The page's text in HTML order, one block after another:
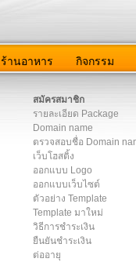
ร้านอาหาร กิจกรรม
สมัครสมาชิก
รายละเอียด Package
Domain name
ตรวจสอบชื่อ Domain
เว็บโฮสติ้ง
ออกแบบ Logo
ออกแบบเว็บไซต์
ตัวอย่าง Template
Template มาใหม่
วิธีการชำระเงิน
ยืนยันชำระเงิน
ต่ออายุ